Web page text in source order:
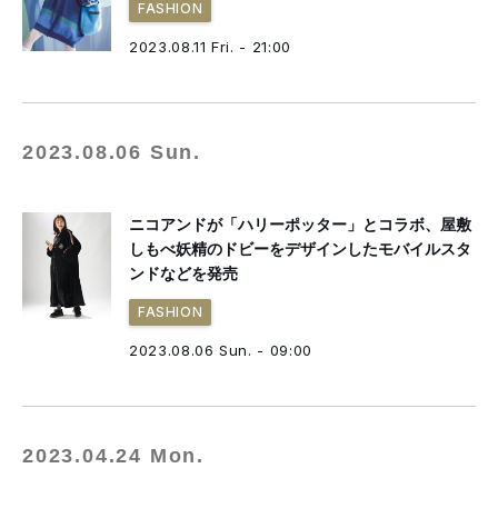
FASHION
2023.08.11 Fri. - 21:00
2023.08.06 Sun.
ニコアンドが「ハリーポッター」とコラボ、屋敷
しもべ妖精のドビーをデザインしたモバイルスタ
ンドなどを発売
FASHION
2023.08.06 Sun. - 09:00
2023.04.24 Mon.